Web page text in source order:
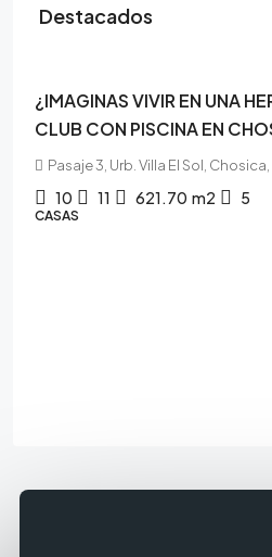
Destacados
¿IMAGINAS VIVIR EN UNA
CLUB CON PISCINA EN
Pasaje 3, Urb. Villa El Sol,
10 11 621.70 m2 5
CASAS